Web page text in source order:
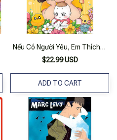
Nếu Có Người Yêu, Em Thích…
$22.99 USD
ADD TO CART